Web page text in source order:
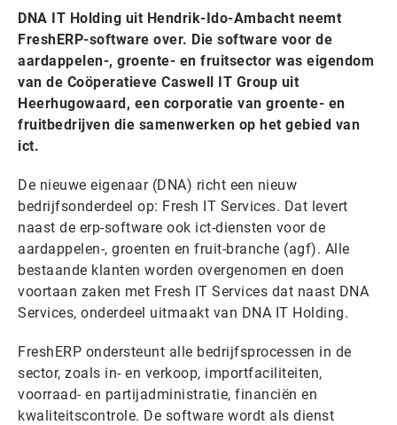
DNA IT Holding uit Hendrik-Ido-Ambacht neemt
FreshERP-software over. Die software voor de
aardappelen-, groente- en fruitsector was eigendom
van de Coöperatieve Caswell IT Group uit
Heerhugowaard, een corporatie van groente- en
fruitbedrijven die samenwerken op het gebied van
ict.
De nieuwe eigenaar (DNA) richt een nieuw
bedrijfsonderdeel op: Fresh IT Services. Dat levert
naast de erp-software ook ict-diensten voor de
aardappelen-, groenten en fruit-branche (agf). Alle
bestaande klanten worden overgenomen en doen
voortaan zaken met Fresh IT Services dat naast DNA
Services, onderdeel uitmaakt van DNA IT Holding.
FreshERP ondersteunt alle bedrijfsprocessen in de
sector, zoals in- en verkoop, importfaciliteiten,
voorraad- en partijadministratie, financiën en
kwaliteitscontrole. De software wordt als dienst